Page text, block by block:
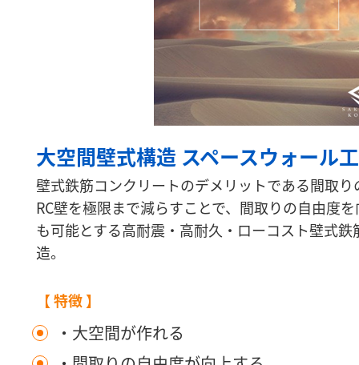
大空間壁式構造 スペースウォール
壁式鉄筋コンクリートのデメリットである間取
RC壁を極限まで減らすことで、間取りの自由度
も可能とする高耐震・高耐久・ローコスト壁式
造。
【 特徴 】
・大空間が作れる